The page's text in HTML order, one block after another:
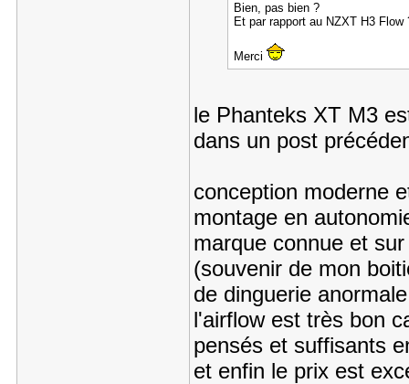
Bien, pas bien ?
Et par rapport au NZXT H3 Flow
Merci
le Phanteks XT M3
dans un post
conception moderne
montage en
marque connue et
(souvenir de mon
de dinguerie anormale
l'airflow est très bon
pensés et suffisants
et enfin le prix est